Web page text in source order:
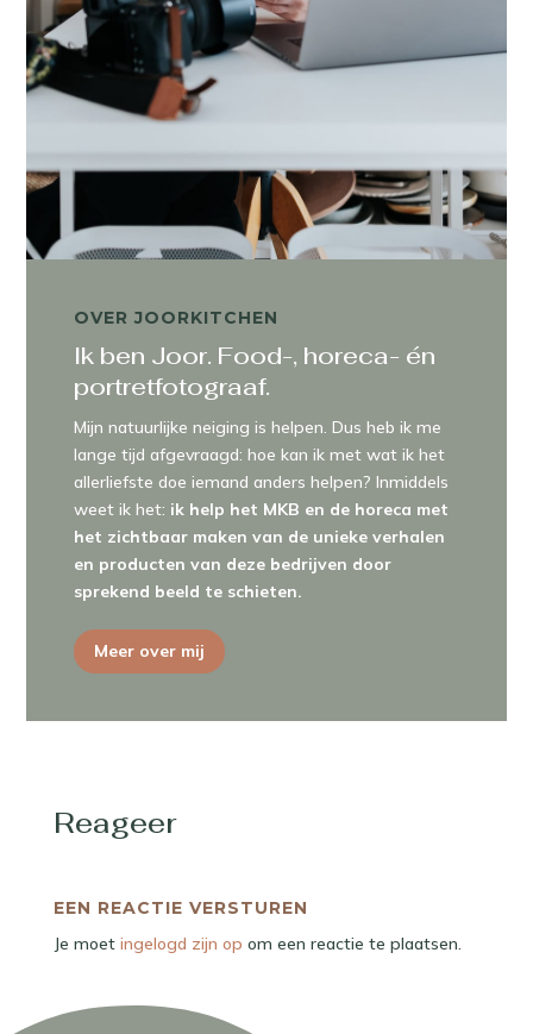
OVER JOORKITCHEN
Ik ben Joor. Food-, horeca- én
portretfotograaf.
Mijn natuurlijke neiging is helpen. Dus heb ik me
lange tijd afgevraagd: hoe kan ik met wat ik het
allerliefste doe iemand anders helpen? Inmiddels
weet ik het: ik help het MKB en de horeca met
het zichtbaar maken van de unieke verhalen
en producten van deze bedrijven door
sprekend beeld te schieten.
Meer over mij
Reageer
EEN REACTIE VERSTUREN
Je moet ingelogd zijn op om een reactie te plaatsen.